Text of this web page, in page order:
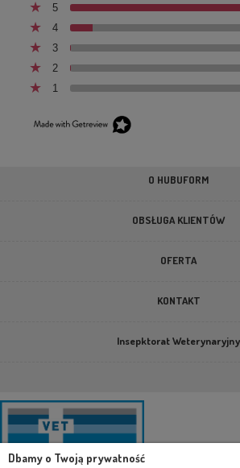
5
4
3
2
1
O HUBUFORM
OBSŁUGA KLIENTÓW
OFERTA
KONTAKT
Insepktorat Weterynaryjny
Dbamy o Twoją prywatność